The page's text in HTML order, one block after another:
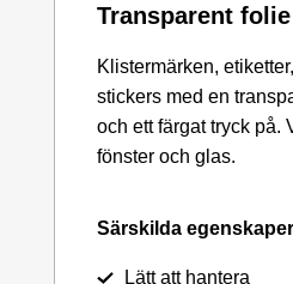
Transparent folie
Klistermärken,
stickers med en
och ett färgat tryck på.
fönster och glas.
Särskilda
Lätt att hantera